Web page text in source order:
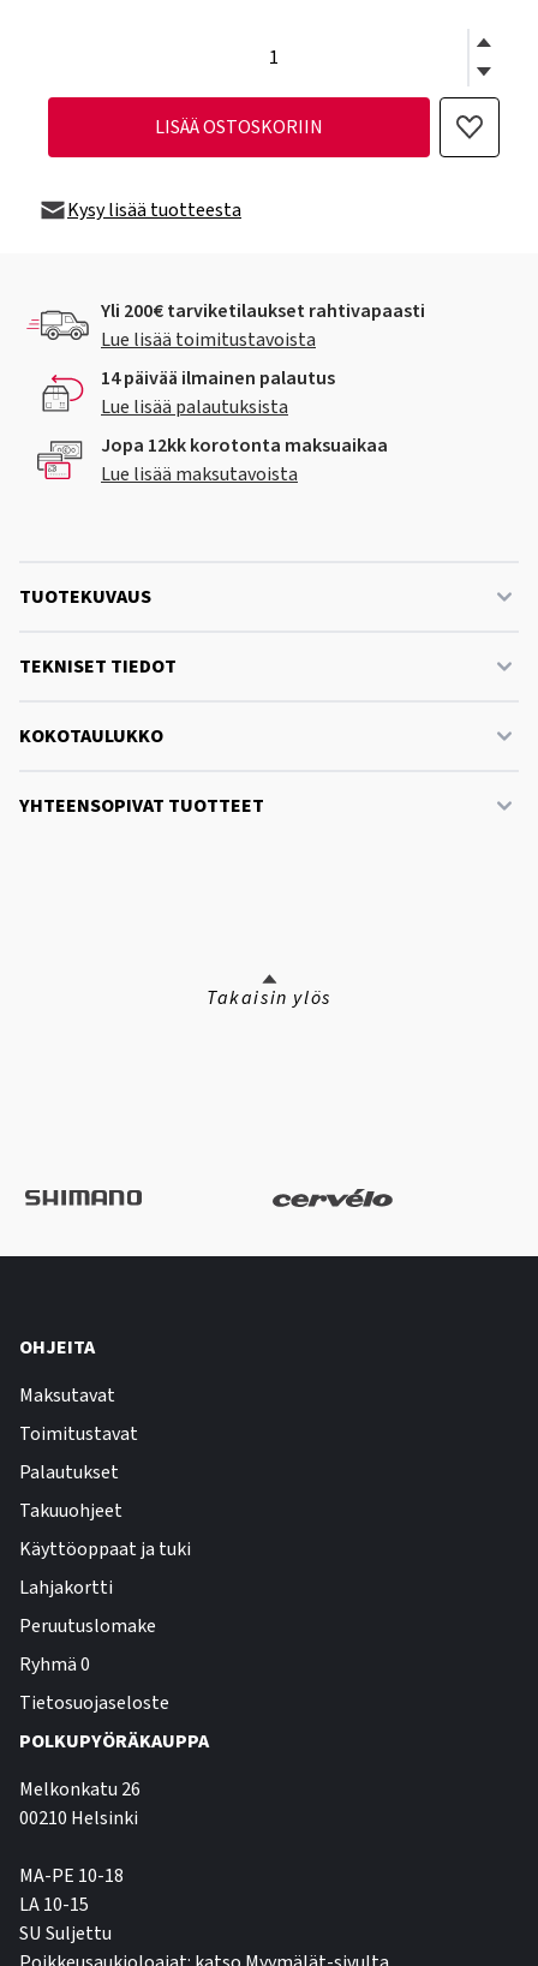
LISÄÄ OSTOSKORIIN
Kysy lisää tuotteesta
Yli 200€ tarviketilaukset rahtivapaasti
Lue lisää toimitustavoista
14 päivää ilmainen palautus
Lue lisää palautuksista
Jopa 12kk korotonta maksuaikaa
Lue lisää maksutavoista
TUOTEKUVAUS
TEKNISET TIEDOT
KOKOTAULUKKO
YHTEENSOPIVAT TUOTTEET
Takaisin ylös
OHJEITA
Maksutavat
Toimitustavat
Palautukset
Takuuohjeet
Käyttöoppaat ja tuki
Lahjakortti
Peruutuslomake
Ryhmä 0
Tietosuojaseloste
POLKUPYÖRÄKAUPPA
Melkonkatu 26
00210 Helsinki
MA-PE 10-18
LA 10-15
SU Suljettu